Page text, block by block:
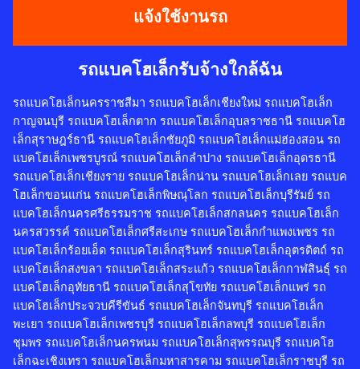
แจ้งใช้งานรถ
รถแบคโฮเล็กรับจ้างใกล้ฉัน
รถแบคโฮเล็กนครราชสีมา รถแบคโฮเล็กเชียงใหม่ รถแบคโฮเล็ก
กาญจนบุรี รถแบคโฮเล็กตาก รถแบคโฮเล็กอุบลราชธานี รถแบคโฮ
เล็กสุราษฎร์ธานี รถแบคโฮเล็กชัยภูมิ รถแบคโฮเล็กแม่ฮ่องสอน รถ
แบคโฮเล็กเพชรบูรณ์ รถแบคโฮเล็กลำปาง รถแบคโฮเล็กอุดรธานี
รถแบคโฮเล็กเชียงราย รถแบคโฮเล็กน่าน รถแบคโฮเล็กเลย รถแบค
โฮเล็กขอนแก่น รถแบคโฮเล็กพิษณุโลก รถแบคโฮเล็กบุรีรัมย์ รถ
แบคโฮเล็กนครศรีธรรมราช รถแบคโฮเล็กสกลนคร รถแบคโฮเล็ก
นครสวรรค์ รถแบคโฮเล็กศรีสะเกษ รถแบคโฮเล็กกำแพงเพชร รถ
แบคโฮเล็กร้อยเอ็ด รถแบคโฮเล็กสุรินทร์ รถแบคโฮเล็กอุตรดิตถ์ รถ
แบคโฮเล็กสงขลา รถแบคโฮเล็กสระแก้ว รถแบคโฮเล็กกาฬสินธุ์ รถ
แบคโฮเล็กอุทัยธานี รถแบคโฮเล็กสุโขทัย รถแบคโฮเล็กแพร่ รถ
แบคโฮเล็กประจวบคีรีขันธ์ รถแบคโฮเล็กจันทบุรี รถแบคโฮเล็ก
พะเยา รถแบคโฮเล็กเพชรบุรี รถแบคโฮเล็กลพบุรี รถแบคโฮเล็ก
ชุมพร รถแบคโฮเล็กนครพนม รถแบคโฮเล็กสุพรรณบุรี รถแบคโฮ
เล็กฉะเชิงเทรา รถแบคโฮเล็กมหาสารคาม รถแบคโฮเล็กราชบุรี รถ